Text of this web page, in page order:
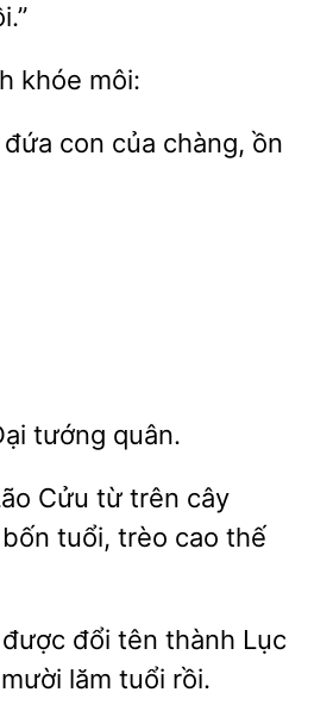
khóe môi:
đứa con của
ồn
quân.
Cửu từ trên
tuổi,
cao
đổi
Lục
lăm tuổi rồi.